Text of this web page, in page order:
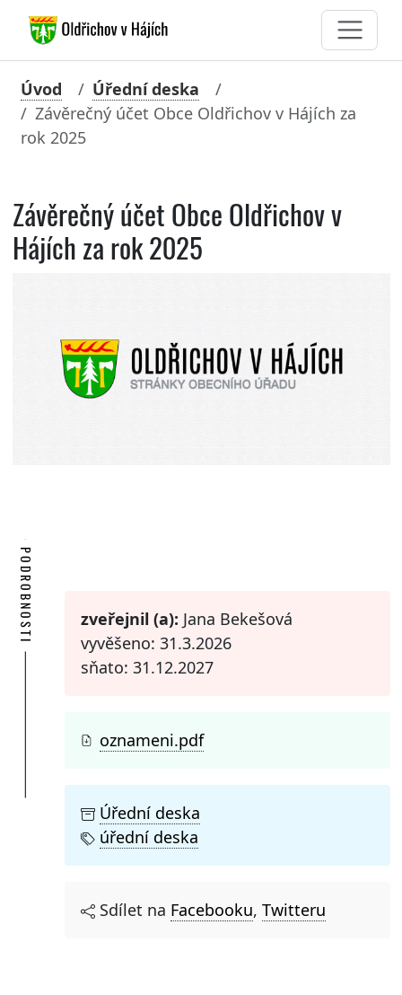
Úvod
Úřední deska
Závěrečný účet Obce Oldřichov v Hájích za
rok 2025
Závěrečný účet Obce Oldřichov v
Hájích za rok 2025
PODROBNOSTI zveřejnil (a): Jana Bekešová
vyvěšeno: 31.3.2026
sňato: 31.12.2027
oznameni.pdf
Úřední deska
úřední deska
Sdílet na Facebooku, Twitteru